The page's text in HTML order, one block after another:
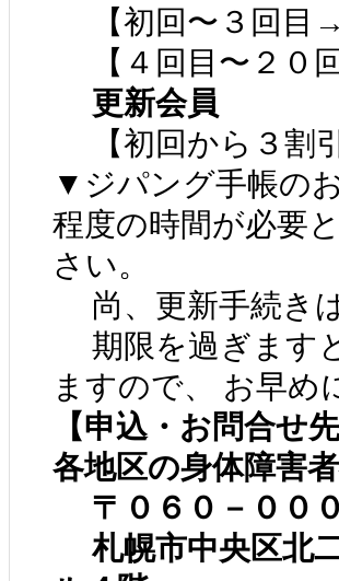
【初回〜３回目→
【４回目〜２０
更新会員
【初回から３割引
▼ジパング手帳の
程度の時間が必要
さい。
尚、更新手続き
期限を過ぎます
ますので、 お早め
【申込・お問合せ先
各地区の身体障害
〒０６０－００
札幌市中央区北